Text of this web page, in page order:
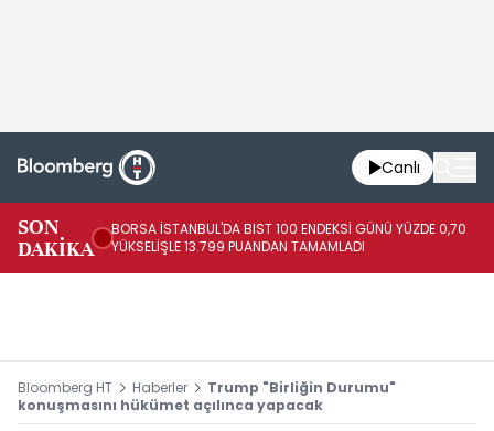
Canlı
SON
DAKİKA
BORSA İSTANBUL'DA BIST 100 ENDEKSİ GÜNÜ YÜZDE 0,70
YÜKSELİŞLE 13.799 PUANDAN TAMAMLADI
Bloomberg HT Haberler
Trump "Birliğin Durumu"
konuşmasını hükümet açılınca yapacak